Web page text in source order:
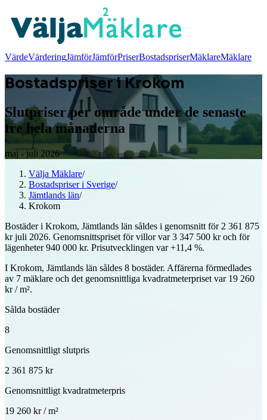
VärdeVärderingJämförJämförPriserBostadspriserMäklareMäklare
Bostadspriser i Krokom
Slutpriser per område under de senaste
tre hela månaderna
maj - juli 2026
Välja Mäklare/
Bostadspriser i Sverige/
Jämtlands län/
Krokom
Bostäder i Krokom, Jämtlands län såldes i genomsnitt för 2 361 875
kr juli 2026. Genomsnittspriset för villor var 3 347 500 kr och för
lägenheter 940 000 kr. Prisutvecklingen var +11,4 %.
I Krokom, Jämtlands län såldes 8 bostäder. Affärerna förmedlades
av 7 mäklare och det genomsnittliga kvadratmeterpriset var 19 260
kr / m².
Sålda bostäder
8
Genomsnittligt slutpris
2 361 875 kr
Genomsnittligt kvadratmeterpris
19 260 kr / m²